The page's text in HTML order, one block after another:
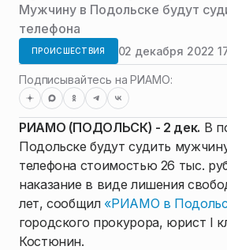
Мужчину в Подольске будут
телефона
ПРОИСШЕСТВИЯ 02 декабря 2022
Подписывайтесь на РИАМО:
РИАМО (ПОДОЛЬСК) - 2 дек. В
Подольске будут судить
телефона стоимостью 26 тыс.
наказание в виде лишения
лет, сообщил «РИАМО в
городского прокурора, юрист I
Костюнин.